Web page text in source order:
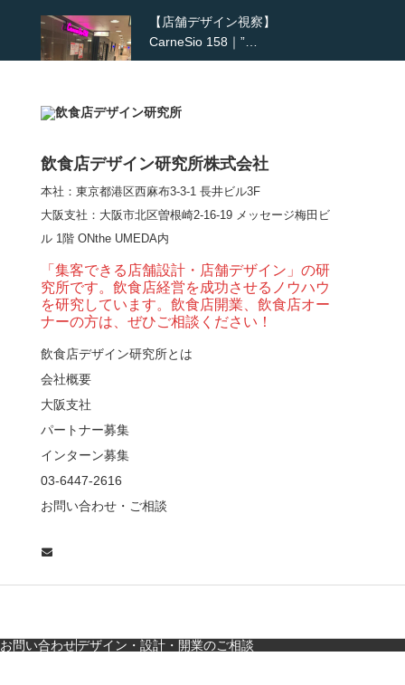
【店舗デザイン視察】
CarneSio 158｜”…
【熊の鳥焼き】囲炉裏
とライブ感を両立した
和モダン串揚げ店。
「…
【Queux Norme（クゥ
ノルム）】女子会にお
薦めな&…
な店舗デザイン
料理・個室の距離感か
飲食店デザイン研究所株式会社
本社：東京都港区西麻布3-3-1 長井ビル3F
大阪支社 ：大阪市北区曽根崎2-16-19 メッセージ梅田ビ
ル 1階 ONthe UMEDA内
「集客できる店舗設計・店舗デザイン」の研
究所です。飲食店経営を成功させるノウハウ
を研究しています。飲食店開業、飲食店オー
ナーの方は、ぜひご相談ください！
飲食店デザイン研究所とは
会社概要
大阪支社
パートナー募集
インターン募集
03-6447-2616
お問い合わせ・ご相談
お問い合わせデザイン・設計・開業のご相談